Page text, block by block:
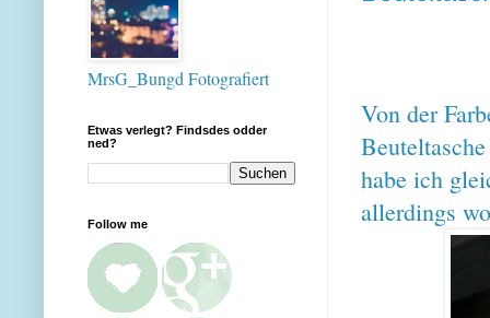
Von der
habe ich
allerdings
MrsG_Bungd Fotografiert
Etwas verlegt? Findsdes odder
ned?
Follow me